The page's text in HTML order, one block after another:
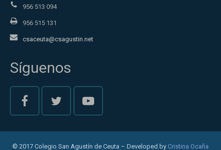
956 513 094
956 515 131
csaceuta@csagustin.net
Síguenos
© 2017 Colegio San Agustín de Ceuta – Developed by Cristina Ocaña